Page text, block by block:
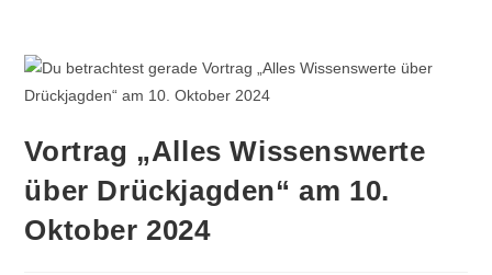
Vortrag „Alles Wissenswerte
über Drückjagden“ am 10.
Oktober 2024